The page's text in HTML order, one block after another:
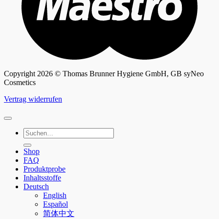
Copyright 2026 © Thomas Brunner Hygiene GmbH, GB syNeo
Cosmetics
Vertrag widerrufen
Suchen
nach:
Shop
FAQ
Produktprobe
Inhaltsstoffe
Deutsch
English
Español
简体中文